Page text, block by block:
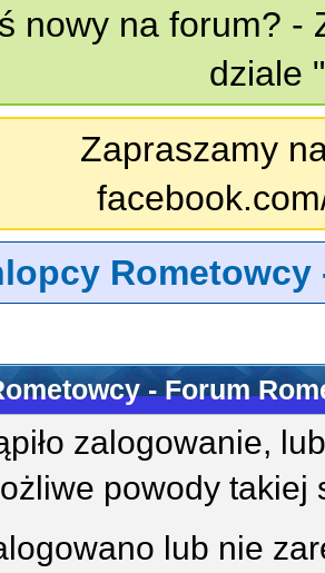
nowy na forum? -
dziale
Zapraszamy
Rometowcy
- Forum
zalogowanie,
powody takiej
lub nie